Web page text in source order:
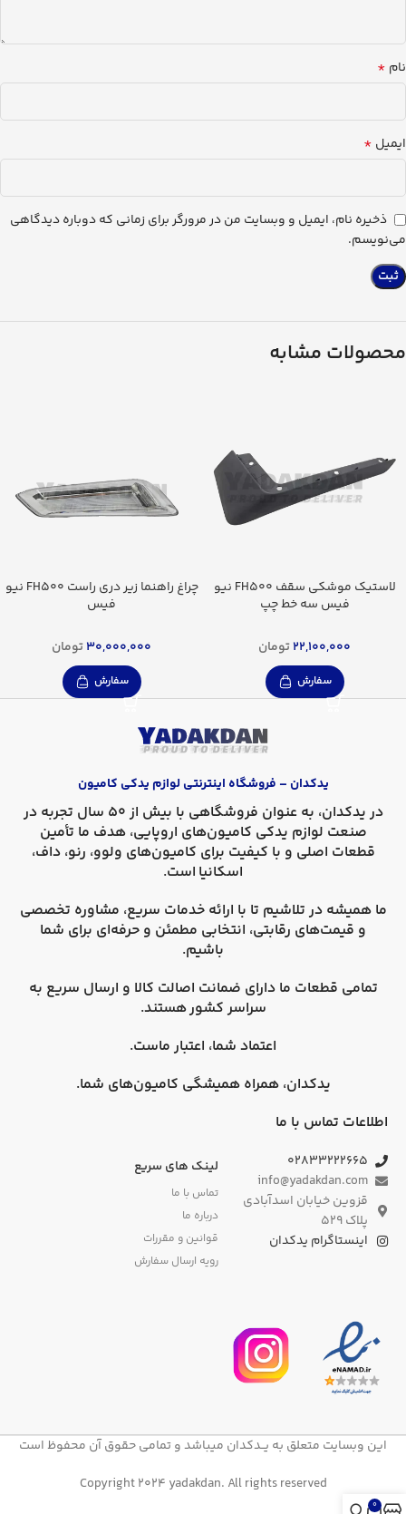
نام *
ایمیل *
ذخیره نام، ایمیل و وبسایت من در مرورگر برای زمانی که دوباره دیدگاهی
می‌نویسم.
محصولات مشابه
لاستیک موشکی سقف FH500 نیو
فیس سه خط چپ
22,100,000تومان
سفارش
چراغ راهنما زیر دری راست FH500 نیو
فیس
30,000,000تومان
سفارش
یدکدان – فروشگاه اینترنتی لوازم یدکی کامیون
در یدکدان
، به عنوان فروشگاهی با بیش از 50 سال تجربه در
صنعت لوازم یدکی کامیون‌های اروپایی، هدف ما تأمین
قطعات اصلی و با کیفیت برای کامیون‌های ولوو، رنو، داف،
اسکانیا است.
ما همیشه در تلاشیم تا با ارائه خدمات سریع، مشاوره تخصصی
و قیمت‌های رقابتی، انتخابی مطمئن و حرفه‌ای برای شما
باشیم.
تمامی قطعات ما دارای ضمانت اصالت کالا و ارسال سریع به
سراسر کشورهستند.
اعتماد شما، اعتبار ماست.
یدکدان، همراه همیشگی کامیون‌های شما.
اطلاعات تماس با ما
۰۲۸۳۳۲۲۲۶۶۵
info@yadakdan.com
قزوین خیابان اسدآبادی
پلاک ۵۲۹
اینستاگرام یدکدان
لینک های سریع
تماس با ما
درباره ما
قوانین و مقررات
رویه ارسال سفارش
این وبسایت متعلق به یــدکدان میباشد و تمامی حقوق آن محفوظ است
Copyright 2024 yadakdan. All rights reserved
0